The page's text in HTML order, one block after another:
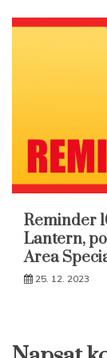
Reminder
Lantern,
Area
25. 12. 2023